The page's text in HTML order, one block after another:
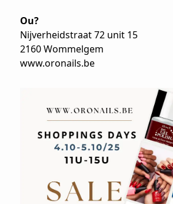
Ou?
Nijverheidstraat 72 unit 15
2160 Wommelgem
www.oronails.be